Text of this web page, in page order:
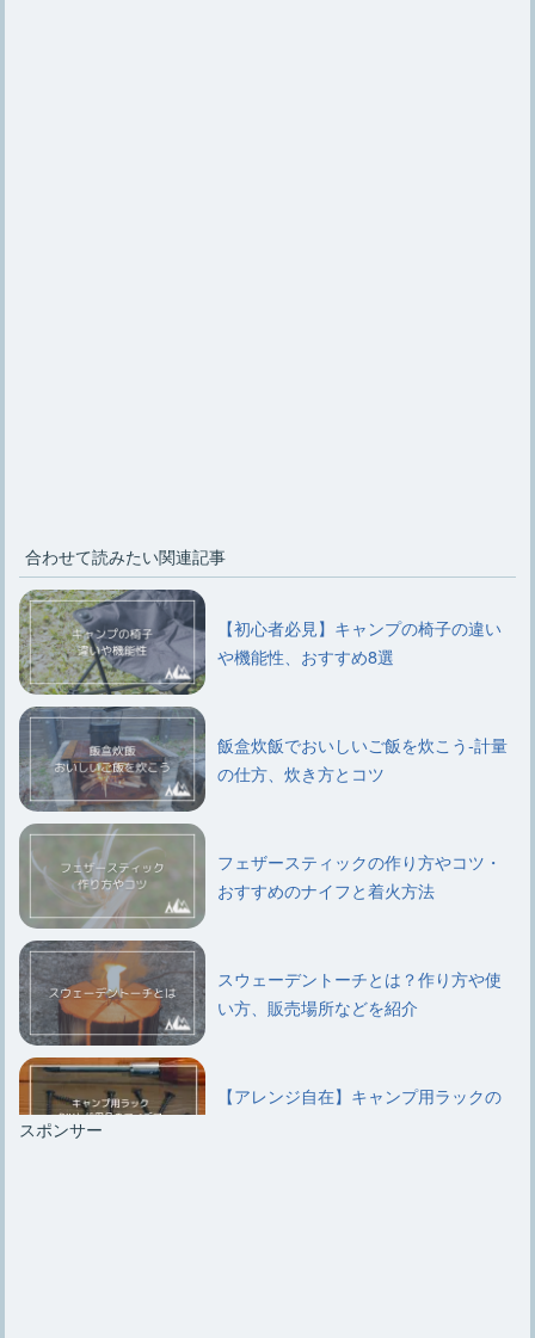
合わせて読みたい関連記事
【初心者必見】キャンプの椅子の違い
や機能性、おすすめ8選
飯盒炊飯でおいしいご飯を炊こう-計量
の仕方、炊き方とコツ
フェザースティックの作り方やコツ・
おすすめのナイフと着火方法
スウェーデントーチとは？作り方や使
い方、販売場所などを紹介
【アレンジ自在】キャンプ用ラックの
スポンサー